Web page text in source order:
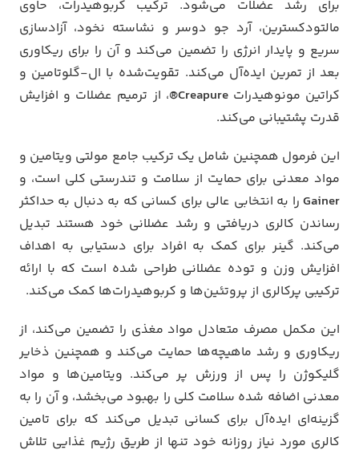
برای رشد عضلات می‌شود. ترکیب کربوهیدرات، حاوی
مالتودکسترین، آرد جو دوسر و نشاسته نخود، آزادسازی
سریع و پایدار انرژی را تضمین می‌کند و آن را برای ریکاوری
بعد از تمرین ایده‌آل می‌کند. تقویت‌شده با ال-گلوتامین و
کراتین مونوهیدراتCreapure® ، از ترمیم عضلات و افزایش
قدرت پشتیبانی می‌کند.
این فرمول همچنین شامل یک ترکیب جامع مولتی ویتامین و
مواد معدنی برای حمایت از سلامت و تندرستی کلی است، و
Gainer را به انتخابی عالی برای کسانی که به دنبال به حداکثر
رساندن کالری دریافتی و رشد عضلانی خود هستند تبدیل
می‌کند. گینر برای کمک به افراد برای دستیابی به اهداف
افزایش وزن و توده عضلانی طراحی شده است که با ارائه
ترکیبی پرکالری از پروتئین‌ها و کربوهیدرات‌ها کمک می‌کند.
این مکمل مصرف متعادل مواد مغذی را تضمین می‌کند، از
ریکاوری و رشد ماهیچه‌ها حمایت می‌کند و همچنین ذخایر
گلیکوژن را پس از ورزش پر می‌کند. ویتامین‌ها و مواد
معدنی اضافه شده سلامت کلی را بهبود می‌بخشد، و آن را به
گزینه‌ای ایده‌آل برای کسانی تبدیل می‌کند که برای تامین
کالری مورد نیاز روزانه خود تنها از طریق رژیم غذایی تلاش